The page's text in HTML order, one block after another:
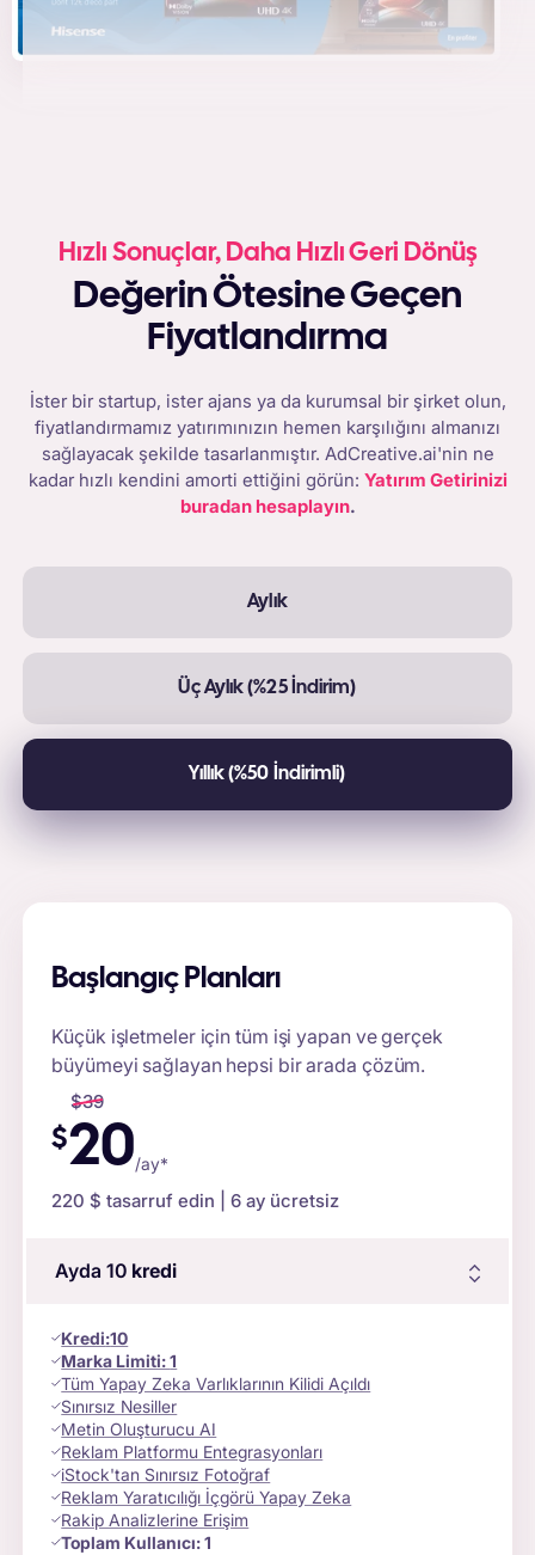
Hızlı Sonuçlar, Daha Hızlı Geri Dönüş
Değerin Ötesine Geçen
Fiyatlandırma
İster bir startup, ister ajans ya da kurumsal bir şirket olun,
fiyatlandırmamız yatırımınızın hemen karşılığını almanızı
sağlayacak şekilde tasarlanmıştır. AdCreative.ai'nin ne
kadar hızlı kendini amorti ettiğini görün: Yatırım Getirinizi
buradan hesaplayın.
Aylık
Üç Aylık (%25 İndirim)
Yıllık (%50 İndirimli)
Başlangıç Planları
Küçük işletmeler için tüm işi yapan ve gerçek
büyümeyi sağlayan hepsi bir arada çözüm.
$39
$20/ay*
220 $ tasarruf edin | 6 ay ücretsiz
Ayda 10 kredi
Kredi:10
Marka Limiti:1
Tüm Yapay Zeka Varlıklarının Kilidi Açıldı
Sınırsız Nesiller
Metin Oluşturucu AI
Reklam Platformu Entegrasyonları
iStock'tan Sınırsız Fotoğraf
Reklam Yaratıcılığı İçgörü Yapay Zeka
Rakip Analizlerine Erişim
Toplam Kullanıcı:1